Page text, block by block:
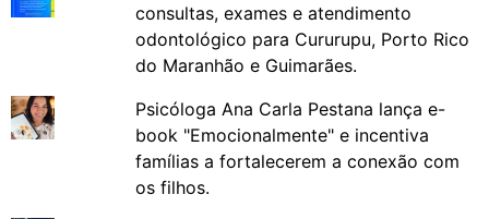
consultas, exames e atendimento
odontológico para Cururupu, Porto Rico
do Maranhão e Guimarães.
Psicóloga Ana Carla Pestana lança e-
book "Emocionalmente" e incentiva
famílias a fortalecerem a conexão com
os filhos.